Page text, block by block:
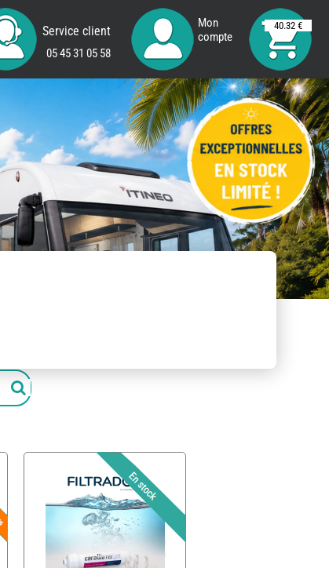
Service client
05 45 31 05 58
Mon
compte
40.32 €